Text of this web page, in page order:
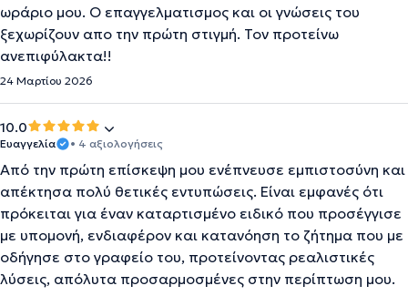
ωράριο μου. Ο επαγγελματισμος και οι γνώσεις του
ξεχωρίζουν απο την πρώτη στιγμή. Τον προτείνω
ανεπιφύλακτα!!
24 Μαρτίου 2026
10.0
Ευαγγελία • 4 αξιολογήσεις
Από την πρώτη επίσκεψη μου ενέπνευσε εμπιστοσύνη και
απέκτησα πολύ θετικές εντυπώσεις. Είναι εμφανές ότι
πρόκειται για έναν καταρτισμένο ειδικό που προσέγγισε
με υπομονή, ενδιαφέρον και κατανόηση το ζήτημα που με
οδήγησε στο γραφείο του, προτείνοντας ρεαλιστικές
λύσεις, απόλυτα προσαρμοσμένες στην περίπτωση μου.